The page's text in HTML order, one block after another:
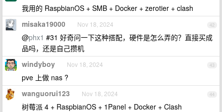
我用的 RaspbianOS + SMB + Docker + zerotier + clash
42
misaka19000 Nov 18, 2024
@phx1 #31 好奇问一下这种搭配，硬件是怎么弄的？直接买成
品吗，还是自己攒机
43
windyboy Nov 18, 2024
pve 上做 nas ?
44
wanguorui123 Nov 18, 2024
树莓派 4 + RaspbianOS + 1Panel + Docker + Clash